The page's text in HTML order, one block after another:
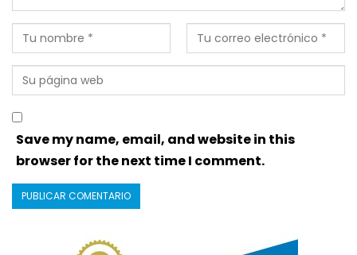
Save my name, email, and website in this
browser for the next time I comment.